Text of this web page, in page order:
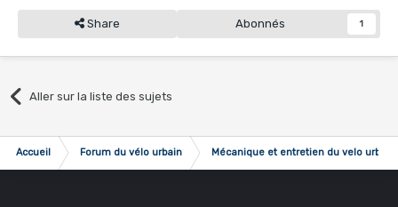
Share Abonnés 1
Aller sur la liste des sujets
Accueil Forum du vélo urbain Mécanique et entretien du velo urbain